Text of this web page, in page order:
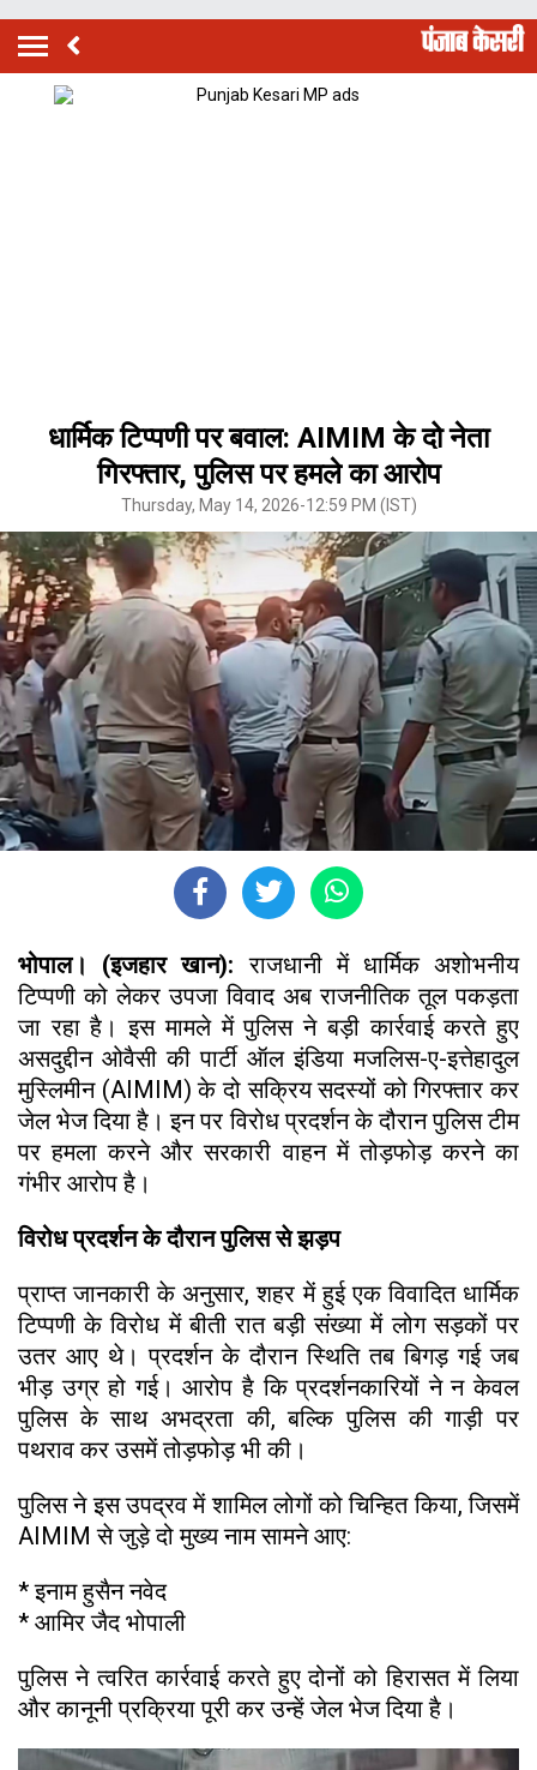
धार्मिक टिप्पणी पर बवाल: AIMIM के दो नेता
गिरफ्तार, पुलिस पर हमले का आरोप
Thursday, May 14, 2026-12:59 PM (IST)
भोपाल। (इजहार खान):राजधानी में धार्मिक अशोभनीय
टिप्पणी को लेकर उपजा विवाद अब राजनीतिक तूल पकड़ता
जा रहा है। इस मामले में पुलिस ने बड़ी कार्रवाई करते हुए
असदुद्दीन ओवैसी की पार्टी ऑल इंडिया मजलिस-ए-इत्तेहादुल
मुस्लिमीन (AIMIM) के दो सक्रिय सदस्यों को गिरफ्तार कर
जेल भेज दिया है। इन पर विरोध प्रदर्शन के दौरान पुलिस टीम
पर हमला करने और सरकारी वाहन में तोड़फोड़ करने का
गंभीर आरोप है।
विरोध प्रदर्शन के दौरान पुलिस से झड़प
प्राप्त जानकारी के अनुसार, शहर में हुई एक विवादित धार्मिक
टिप्पणी के विरोध में बीती रात बड़ी संख्या में लोग सड़कों पर
उतर आए थे। प्रदर्शन के दौरान स्थिति तब बिगड़ गई जब
भीड़ उग्र हो गई। आरोप है कि प्रदर्शनकारियों ने न केवल
पुलिस के साथ अभद्रता की, बल्कि पुलिस की गाड़ी पर
पथराव कर उसमें तोड़फोड़ भी की।
पुलिस ने इस उपद्रव में शामिल लोगों को चिन्हित किया, जिसमें
AIMIM से जुड़े दो मुख्य नाम सामने आए:
* इनाम हुसैन नवेद
* आमिर जैद भोपाली
पुलिस ने त्वरित कार्रवाई करते हुए दोनों को हिरासत में लिया
और कानूनी प्रक्रिया पूरी कर उन्हें जेल भेज दिया है।